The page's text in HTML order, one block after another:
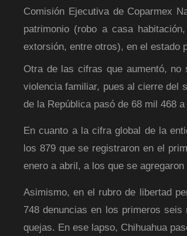
Comisión Ejecutiva de Coparmex
patrimonio (robo a casa
extorsión, entre otros), en el estado
Otra de las cifras que aumentó,
violencia familiar, pues al cierre del
de la República pasó de 68 mil 468
En cuanto a la cifra global de la
los 879 que se registraron en el
enero a abril, a los que se
Asimismo, en el rubro de libertad
748 denuncias en los primeros
quejas. En ese lapso, Chihuahua